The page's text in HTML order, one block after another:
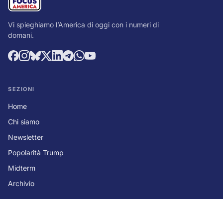
Vi spieghiamo l’America di oggi con i numeri di
domani.
SEZIONI
Home
Chi siamo
Newsletter
Popolarità Trump
Midterm
Archivio